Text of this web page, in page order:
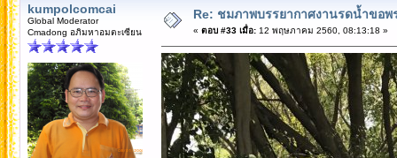
kumpolcomcai
Global Moderator
Cmadong อภิมหาอมตะเซียน
Re: ชมภาพบรรยากาศงานรดน้ำขอ
« ตอบ #33 เมื่อ:12 พฤษภาคม 2560, 08:13:18 »